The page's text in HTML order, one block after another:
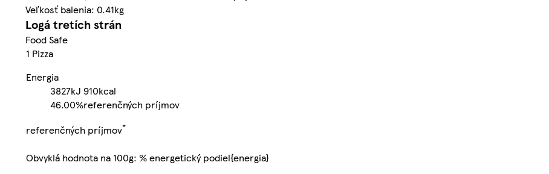
Veľkosť balenia: 0.41kg
Logá tretích strán
Food Safe
1 Pizza
Energia
3827kJ 910kcal
46.00%referenčných príjmov
referenčných príjmov*
Obvyklá hodnota na 100g: % energetický podiel{energia}